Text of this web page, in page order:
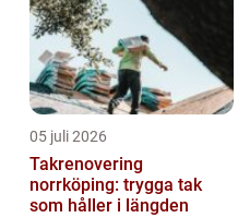
05 juli 2026
Takrenovering
norrköping: trygga tak
som håller i längden